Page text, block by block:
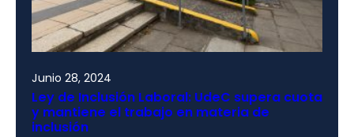
Junio 28, 2024
Ley de Inclusión Laboral: UdeC supera cuota
y mantiene el trabajo en materia de
inclusión